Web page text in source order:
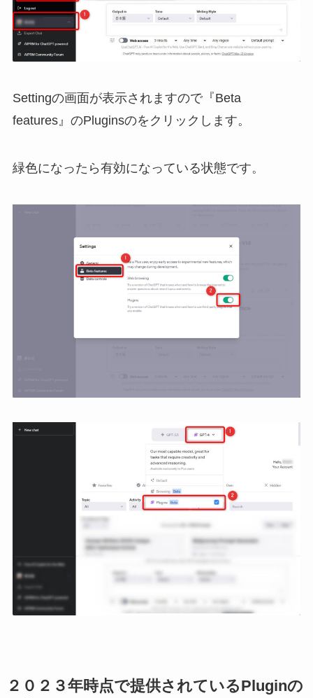
Settingの画面が表示されますので『Beta
features』のPluginsのをクリックします。
緑色になったら有効になっている状態です。
２０２３年時点で提供されているPluginの